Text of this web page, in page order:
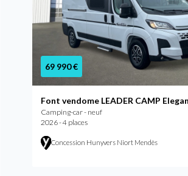
69 990 €
Font vendome LEADER CAMP
Camping-car - neuf
2026 - 4 places
Concession Hunyvers Niort Mendès